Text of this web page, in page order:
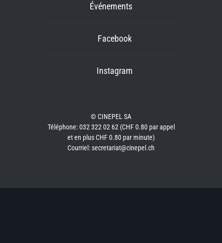
Événements
Facebook
Instagram
© CINEPEL SA
Téléphone: 032 322 02 62 (CHF 0.80 par appel
et en plus CHF 0.80 par minute)
Courriel: secretariat@cinepel.ch